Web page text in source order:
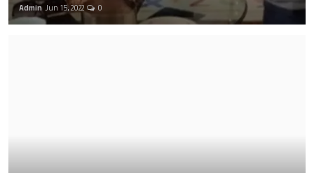
Admin Jun 15, 2022 0